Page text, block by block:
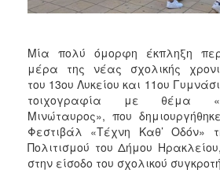
ΑΝΘΕΚΤΙΚΗ
ΠΟΛΗ
Μία πολύ όμορφη έκπληξη
μέρα της νέας σχολικής
του 13ου Λυκείου και 11ου
τοιχογραφία με θέμα
Μινώταυρος», που
Φεστιβάλ «Τέχνη Καθ’ Οδόν»
Πολιτισμού του Δήμου
στην είσοδο του σχολικού